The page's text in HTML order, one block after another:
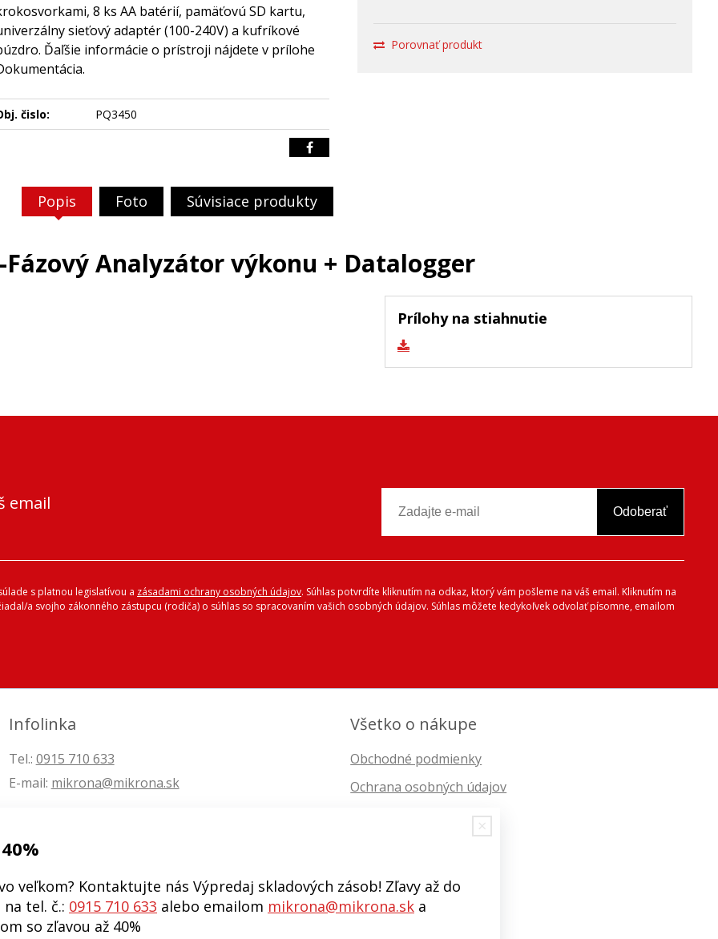
Porovnať produkt
8 ks AA batérií, pamäťovú SD kartu,
sieťový adaptér (100-240V) a kufríkové
Ďaľšie informácie o prístroji nájdete v prílohe
čislo: PQ3450
Popis Foto Súvisiace produkty
Fázový Analyzátor výkonu + Datalogger
Prílohy na stiahnutie
email Odoberať
s platnou legislatívou a zásadami ochrany osobných údajov. Súhlas potvrdíte kliknutím na odkaz, ktorý vám pošleme na váš email. Kliknutím na
a svojho zákonného zástupcu (rodiča) o súhlas so spracovaním vašich osobných údajov. Súhlas môžete kedykoľvek odvolať písomne, emailom
Infolinka
Tel.: 0915 710 633
E-mail: mikrona@mikrona.sk
Všetko o nákupe
Obchodné podmienky
Ochrana osobných údajov
veľkom? Kontaktujte nás Výpredaj skladových zásob! Zľavy až do
tel. č.: 0915 710 633 alebo emailom mikrona@mikrona.sk a
so zľavou až 40%